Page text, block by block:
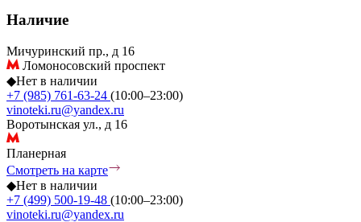
Наличие
Мичуринский пр., д 16
Ломоносовский проспект
◆Нет в наличии
+7 (985) 761-63-24 (10:00–23:00)
vinoteki.ru@yandex.ru
Воротынская ул., д 16
Планерная
Смотреть на карте
◆Нет в наличии
+7 (499) 500-19-48 (10:00–23:00)
vinoteki.ru@yandex.ru